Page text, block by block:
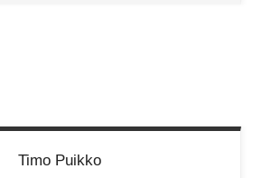
Timo Puikko